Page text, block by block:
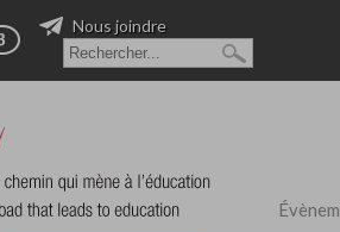
Nous joindre